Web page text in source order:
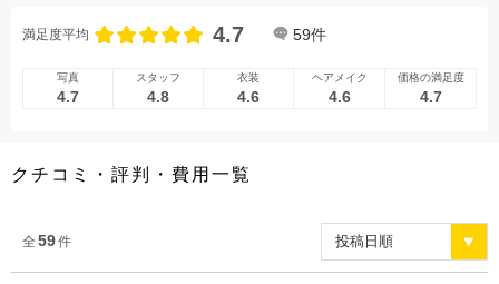
オプション ブログ
アクセス/TEL スタジオトップ
満足度平均 4.7 59件
写真
4.7
スタッフ
4.8
衣装
4.6
ヘアメイク
4.6
価格の満足度
4.7
クチコミ・評判・費用一覧
全 59件